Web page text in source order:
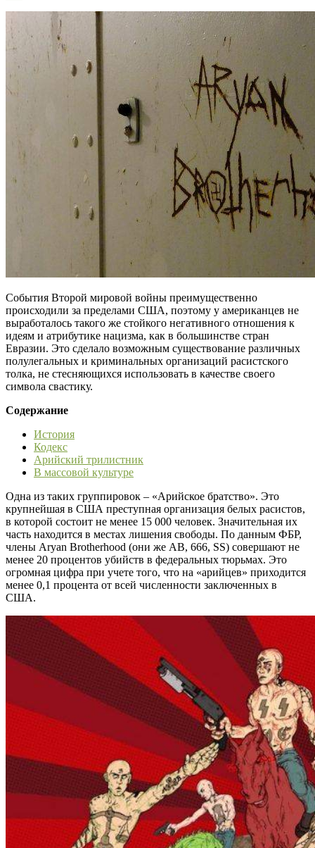
События Второй мировой войны преимущественно
происходили за пределами США, поэтому у американцев не
выработалось такого же стойкого негативного отношения к
идеям и атрибутике нацизма, как в большинстве стран
Евразии. Это сделало возможным существование различных
полулегальных и криминальных организаций расистского
толка, не стесняющихся использовать в качестве своего
символа свастику.
Содержание
История
Кодекс
Арийский трилистник
В массовой культуре
Одна из таких группировок – «Арийское братство». Это
крупнейшая в США преступная организация белых расистов,
в которой состоит не менее 15 000 человек. Значительная их
часть находится в местах лишения свободы. По данным ФБР,
члены Aryan Brotherhood (они же AB, 666, SS) совершают не
менее 20 процентов убийств в федеральных тюрьмах. Это
огромная цифра при учете того, что на «арийцев» приходится
менее 0,1 процента от всей численности заключенных в
США.